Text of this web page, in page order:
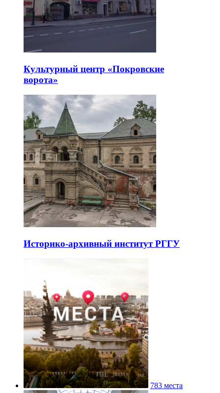
Культурный центр «Покровские
ворота»
Историко-архивный институт РГГУ
783 места